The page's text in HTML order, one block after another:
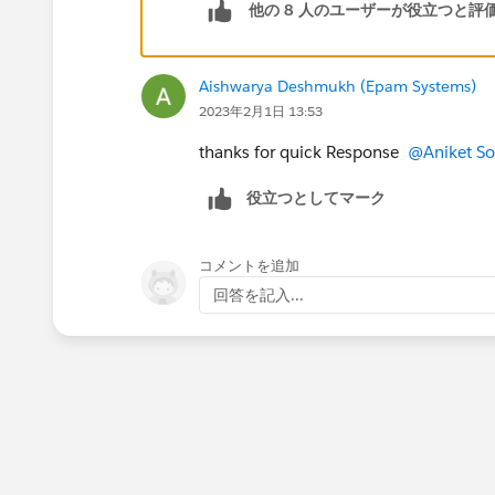
他の 8 人のユーザーが役立つと評
Aishwarya Deshmukh (Epam Systems)
2023年2月1日 13:53
thanks for quick Response @Aniket
役立つとしてマーク
コメントを追加
回答を記入...